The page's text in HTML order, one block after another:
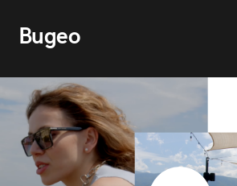
Видео